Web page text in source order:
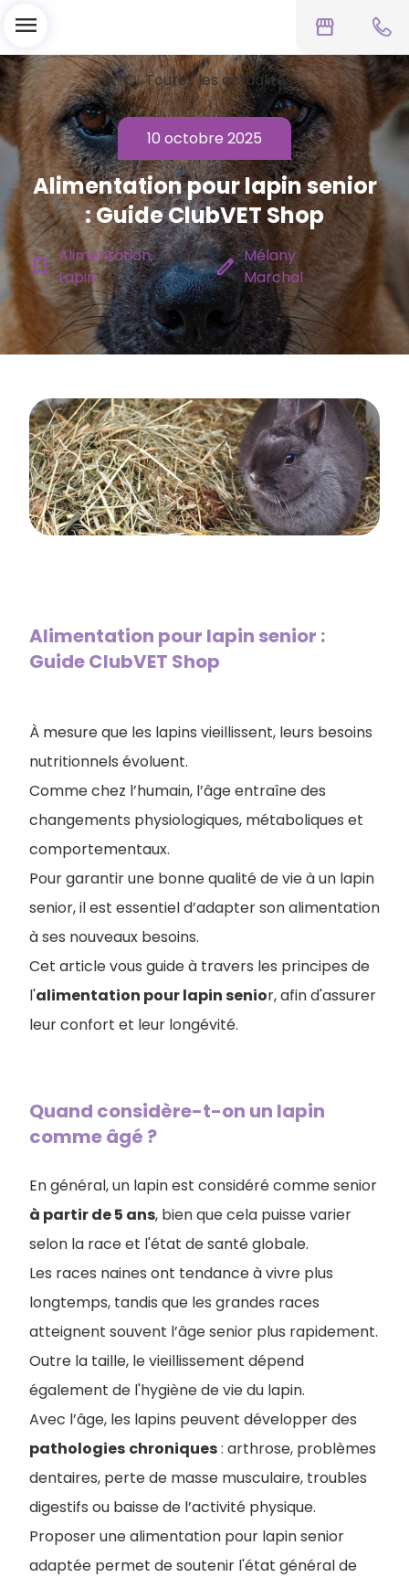
storefront
menu
chevron_left Toutes les actualités
10 octobre 2025
Alimentation pour lapin senior
: Guide ClubVET Shop
bookmark_border Alimentation,
Lapin
edit Mélany
Marchal
Alimentation pour lapin senior :
Guide ClubVET Shop
À mesure que les lapins vieillissent, leurs besoins
nutritionnels évoluent.
Comme chez l’humain, l’âge entraîne des
changements physiologiques, métaboliques et
comportementaux.
Pour garantir une bonne qualité de vie à un lapin
senior, il est essentiel d’adapter son alimentation
à ses nouveaux besoins.
Cet article vous guide à travers les principes de
l'alimentation pour lapin senior, afin d'assurer
leur confort et leur longévité.
Quand considère-t-on un lapin
comme âgé ?
En général, un lapin est considéré comme senior
à partir de 5 ans, bien que cela puisse varier
selon la race et l'état de santé globale.
Les races naines ont tendance à vivre plus
longtemps, tandis que les grandes races
atteignent souvent l’âge senior plus rapidement.
Outre la taille, le vieillissement dépend
également de l'hygiène de vie du lapin.
Avec l’âge, les lapins peuvent développer des
pathologies chroniques: arthrose, problèmes
dentaires, perte de masse musculaire, troubles
digestifs ou baisse de l’activité physique.
Proposer une alimentation pour lapin senior
adaptée permet de soutenir l'état général de